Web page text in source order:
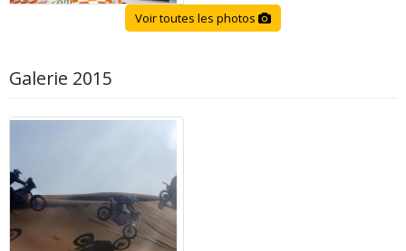
Voir toutes les photos
Galerie 2015